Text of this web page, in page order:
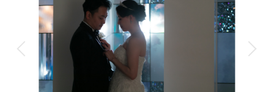
着付け ヘアメイク 小物一式
アルバム データ 1 カット 台紙付写真
衣装追加 会食
家族と撮影 家族用衣装レンタル
その他含むもの